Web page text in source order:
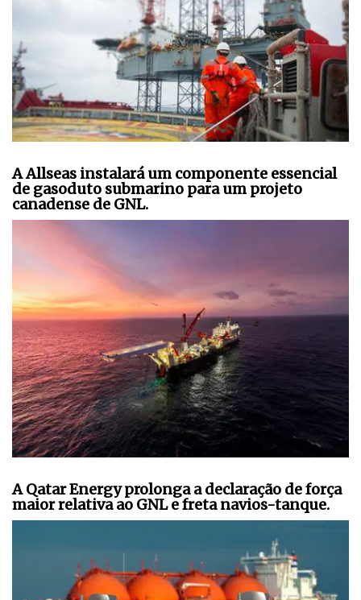
A Allseas instalará um componente essencial
de gasoduto submarino para um projeto
canadense de GNL.
A Qatar Energy prolonga a declaração de força
maior relativa ao GNL e freta navios-tanque.